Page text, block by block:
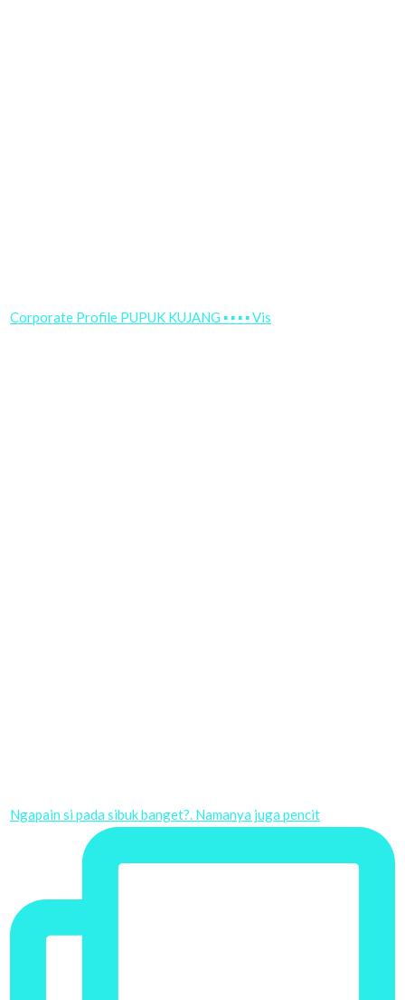
Corporate Profile PUPUK KUJANG ▪ ▪ ▪ ▪ Vis
Ngapain si pada sibuk banget?. Namanya juga pencit